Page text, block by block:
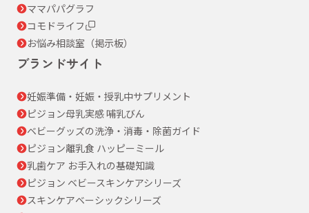
ママパパグラフ
コモドライフ
お悩み相談室（掲示板）
ブランドサイト
妊娠準備・妊娠・授乳中サプリメント
ピジョン母乳実感 哺乳びん
ベビーグッズの洗浄・消毒・除菌ガイド
ピジョン離乳食 ハッピーミール
乳歯ケア お手入れの基礎知識
ピジョン ベビースキンケアシリーズ
スキンケアベーシックシリーズ